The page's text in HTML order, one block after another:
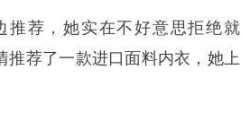
推荐，她实在不好意思拒绝就
推荐了一款进口面料内衣，她上